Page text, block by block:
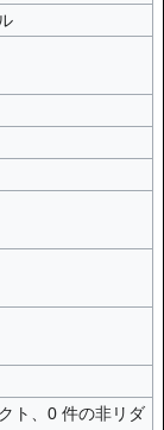
ト、0 件の非リダ